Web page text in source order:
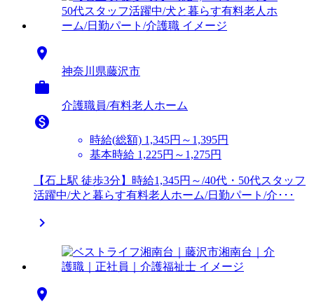

神奈川県藤沢市

介護職員/有料老人ホーム

時給(総額) 1,345円～1,395円
基本時給 1,225円～1,275円
【石上駅 徒歩3分】時給1,345円～/40代・50代スタッフ
活躍中/犬と暮らす有料老人ホーム/日勤パート/介･･･

